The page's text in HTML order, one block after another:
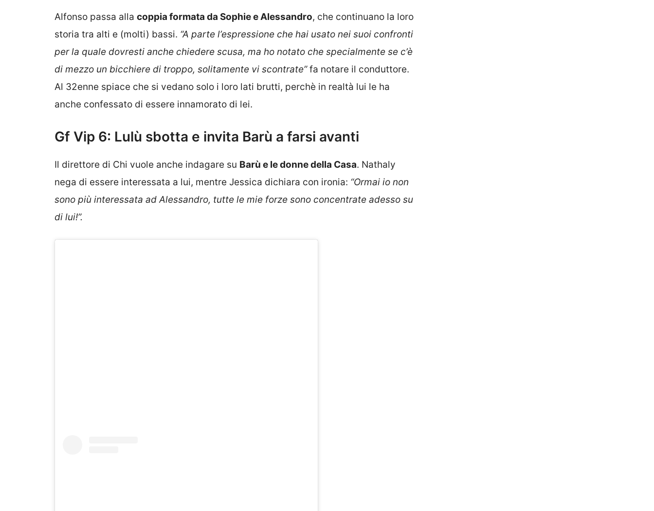
Alfonso passa alla coppia formata da Sophie e Alessandro, che continuano la loro
storia tra alti e (molti) bassi. “A parte l’espressione che hai usato nei suoi confronti
per la quale dovresti anche chiedere scusa, ma ho notato che specialmente se c’è
di mezzo un bicchiere di troppo, solitamente vi scontrate”fa notare il conduttore.
Al 32enne spiace che si vedano solo i loro lati brutti, perchè in realtà lui le ha
anche confessato di essere innamorato di lei.
Gf Vip 6: Lulù sbotta e invita Barù a farsi avanti
Il direttore di Chi vuole anche indagare su Barù e le donne della Casa. Nathaly
nega di essere interessata a lui, mentre Jessica dichiara con ironia: “Ormai io non
sono più interessata ad Alessandro, tutte le mie forze sono concentrate adesso su
di lui!”.